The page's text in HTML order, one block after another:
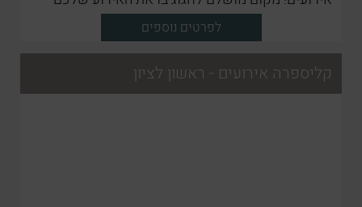
באווירה מדהימה עם תפריט שף עשיר לחווית אירוע
לפרטים נוספים
קליספרה אירועים - ראשון לציון